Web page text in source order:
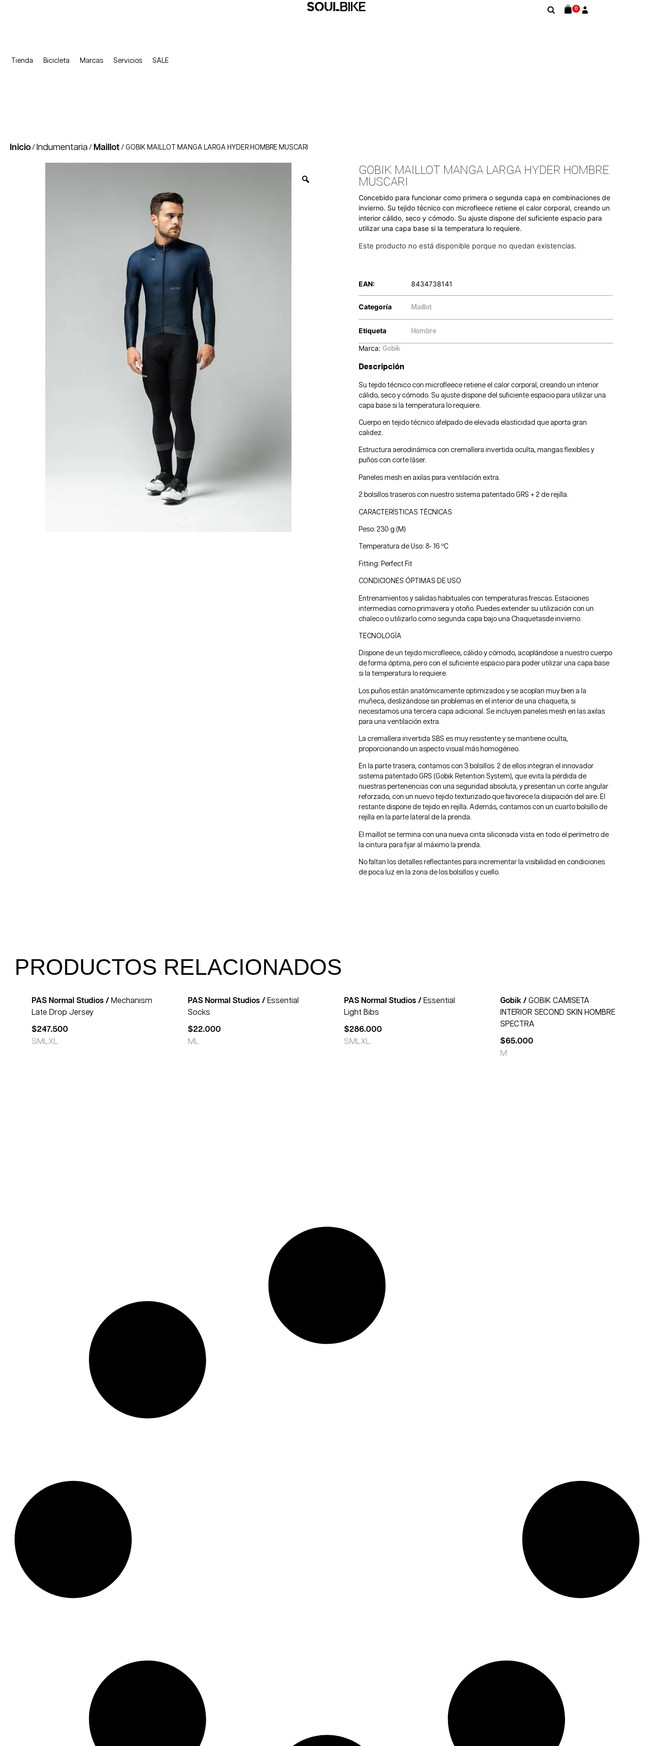
Tienda Bicicleta Marcas Servicios SALE
0
Inicio / Indumentaria / Maillot / GOBIK MAILLOT MANGA LARGA HYDER HOMBRE MUSCARI
GOBIK MAILLOT MANGA LARGA HYDER HOMBRE
MUSCARI
Concebido para funcionar como primera o segunda capa en combinaciones de
invierno. Su tejido técnico con microfleece retiene el calor corporal, creando un
interior cálido, seco y cómodo. Su ajuste dispone del suficiente espacio para
utilizar una capa base si la temperatura lo requiere.
Este producto no está disponible porque no quedan existencias.
EAN: 8434738141
Categoría Maillot
Etiqueta Hombre
Marca:Gobik
Descripción
Su tejido técnico con microfleece retiene el calor corporal, creando un interior
cálido, seco y cómodo. Su ajuste dispone del suficiente espacio para utilizar una
capa base si la temperatura lo requiere.
Cuerpo en tejido técnico afelpado de elevada elasticidad que aporta gran
calidez.
Estructura aerodinámica con cremallera invertida oculta, mangas flexibles y
puños con corte láser.
Paneles mesh en axilas para ventilación extra.
2 bolsillos traseros con nuestro sistema patentado GRS + 2 de rejilla.
CARACTERÍSTICAS TÉCNICAS
Peso: 230 g (M)
Temperatura de Uso: 8- 16 ºC
Fitting: Perfect Fit
CONDICIONES ÓPTIMAS DE USO
Entrenamientos y salidas habituales con temperaturas frescas. Estaciones
intermedias como primavera y otoño. Puedes extender su utilización con un
chaleco o utilizarlo como segunda capa bajo una Chaquetasde invierno.
TECNOLOGÍA
Dispone de un tejido microfleece, cálido y cómodo, acoplándose a nuestro cuerpo
de forma óptima, pero con el suficiente espacio para poder utilizar una capa base
si la temperatura lo requiere.
Los puños están anatómicamente optimizados y se acoplan muy bien a la
muñeca, deslizándose sin problemas en el interior de una chaqueta, si
necesitamos una tercera capa adicional. Se incluyen paneles mesh en las axilas
para una ventilación extra.
La cremallera invertida SBS es muy resistente y se mantiene oculta,
proporcionando un aspecto visual más homogéneo.
En la parte trasera, contamos con 3 bolsillos. 2 de ellos integran el innovador
sistema patentado GRS (Gobik Retention System), que evita la pérdida de
nuestras pertenencias con una seguridad absoluta, y presentan un corte angular
reforzado, con un nuevo tejido texturizado que favorece la disipación del aire. El
restante dispone de tejido en rejilla. Además, contamos con un cuarto bolsillo de
rejilla en la parte lateral de la prenda.
El maillot se termina con una nueva cinta siliconada vista en todo el perímetro de
la cintura para fijar al máximo la prenda.
No faltan los detalles reflectantes para incrementar la visibilidad en condiciones
de poca luz en la zona de los bolsillos y cuello.
PRODUCTOS RELACIONADOS
PAS Normal Studios / Mechanism
Late Drop Jersey
$247.500
SM LXL
PAS Normal Studios / Essential
Socks
$22.000
M L
PAS Normal Studios / Essential
Light Bibs
$286.000
SM LXL
Gobik / GOBIK CAMISETA
INTERIOR SECOND SKIN HOMBRE
SPECTRA
$65.000
M